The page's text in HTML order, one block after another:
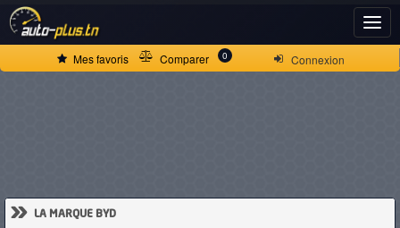
Connexion
Mes favoris Comparer 0
» LA MARQUE BYD
ACCUEIL